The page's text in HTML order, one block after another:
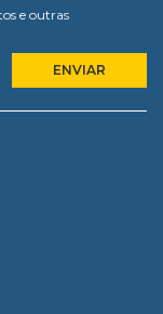
e outras